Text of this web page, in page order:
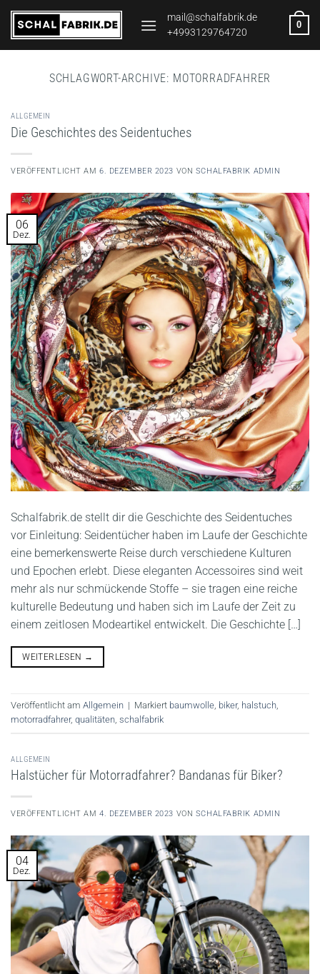
Zum
Inhalt
springen
mail@schalfabrik.de
+4993129764720
0
SCHLAGWORT-ARCHIVE: MOTORRADFAHRER
ALLGEMEIN
Die Geschichtes des Seidentuches
VERÖFFENTLICHT AM6. DEZEMBER 2023 VON SCHALFABRIK ADMIN
06
Dez.
Schalfabrik.de stellt dir die Geschichte des Seidentuches
vor Einleitung: Seidentücher haben im Laufe der Geschichte
eine bemerkenswerte Reise durch verschiedene Kulturen
und Epochen erlebt. Diese eleganten Accessoires sind weit
mehr als nur schmückende Stoffe – sie tragen eine reiche
kulturelle Bedeutung und haben sich im Laufe der Zeit zu
einem zeitlosen Modeartikel entwickelt. Die Geschichte […]
WEITERLESEN →
Veröffentlicht am Allgemein | Markiert baumwolle biker, halstuch
motorradfahrer, qualitäten schalfabrik
ALLGEMEIN
Halstücher für Motorradfahrer? Bandanas für Biker?
VERÖFFENTLICHT AM4. DEZEMBER 2023 VON SCHALFABRIK ADMIN
04
Dez.